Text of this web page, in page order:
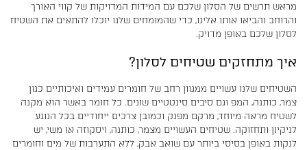
מראש תרשים של הסלון שלכם עם המידות המדויקות של קווי האורך
והרוחב והביאו אותו אלינו, כדי שהמומחים שלנו יוכלו להתאים את השטיח
לסלון שלכם באופן מדויק.
איך מתחזקים שטיחים לסלון?
השטיחים שלנו עשויים ממגוון רחב של חומרים עמידים ואיכותיים כגון
צמר, כותנה, המפ וגם סיבים סינטטיים שונים. כל חומר באשר הוא מקנה
לשטיח מראה מיוחד, מרקם מפנק וכמובן צרכים ייחודיים בכל הנוגע
לניקיון ותחזוקה. שטיחים העשויים מצמר, כותנה, ויסקוזה או משי, יש
לנקות באופן בסיסי ביותר עם שואב אבק, ללא התערבות של מים וחומרים